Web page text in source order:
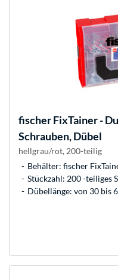
fischerFixTainer -
Schrauben, Dübel
hellgrau/rot, 200-teilig
Behälter: fischer
Stückzahl: 200 -teiliges
Dübellänge: von 30 bis